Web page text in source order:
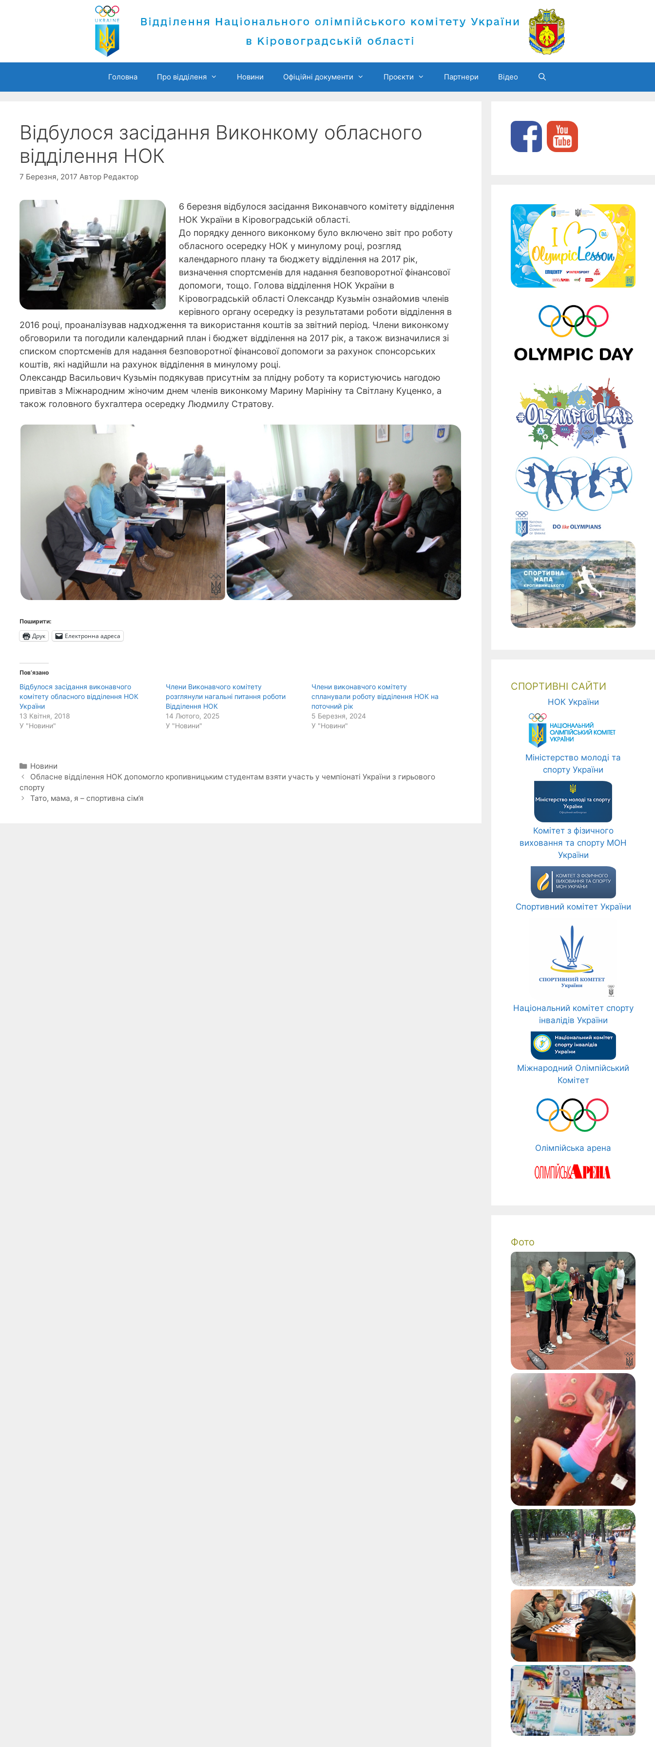
Головна Про відділеня Новини Офіційні документи Проєкти Партнери Відео
Відбулося засідання Виконкому обласного
відділення НОК
7 Березня, 2017 Автор Редактор
6 березня відбулося засідання Виконавчого комітету відділення
НОК України в Кіровоградській області.
До порядку денного виконкому було включено звіт про роботу
обласного осередку НОК у минулому році, розгляд
календарного плану та бюджету відділення на 2017 рік,
визначення спортсменів для надання безповоротної фінансової
допомоги, тощо. Голова відділення НОК України в
Кіровоградській області Олександр Кузьмін ознайомив членів
керівного органу осередку із результатами роботи відділення в
2016 році, проаналізував надходження та використання коштів за звітний період. Члени виконкому
обговорили та погодили календарний план і бюджет відділення на 2017 рік, а також визначилися зі
списком спортсменів для надання безповоротної фінансової допомоги за рахунок спонсорських
коштів, які надійшли на рахунок відділення в минулому році.
Олександр Васильович Кузьмін подякував присутнім за плідну роботу та користуючись нагодою
привітав з Міжнародним жіночим днем членів виконкому Марину Марініну та Світлану Куценко, а
також головного бухгалтера осередку Людмилу Стратову.
Поширити:
Друк Електронна адреса
Пов’язано
Відбулося засідання виконавчого
комітету обласного відділення НОК
України
13 Квітня, 2018
У "Новини"
Члени Виконавчого комітету
розглянули нагальні питання роботи
Відділення НОК
14 Лютого, 2025
У "Новини"
Члени виконавчого комітету
спланували роботу відділення НОК на
поточний рік
5 Березня, 2024
У "Новини"
Категорії
Новини
Обласне відділення НОК допомогло кропивницьким студентам взяти участь у чемпіонаті України з гирьового
спорту
Тато, мама, я – спортивна сім’я
СПОРТИВНІ САЙТИ
НОК України
Міністерство молоді та
спорту України
Комітет з фізичного
виховання та спорту МОН
України
Спортивний комітет України
Національний комітет спорту
інвалідів України
Міжнародний Олімпійський
Комітет
Олімпійська арена
Фото